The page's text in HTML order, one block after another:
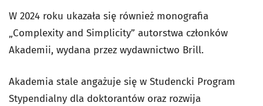
W 2024 roku ukazała się również monografia
„Complexity and Simplicity” autorstwa członków
Akademii, wydana przez wydawnictwo Brill.
Akademia stale angażuje się w Studencki Program
Stypendialny dla doktorantów oraz rozwija